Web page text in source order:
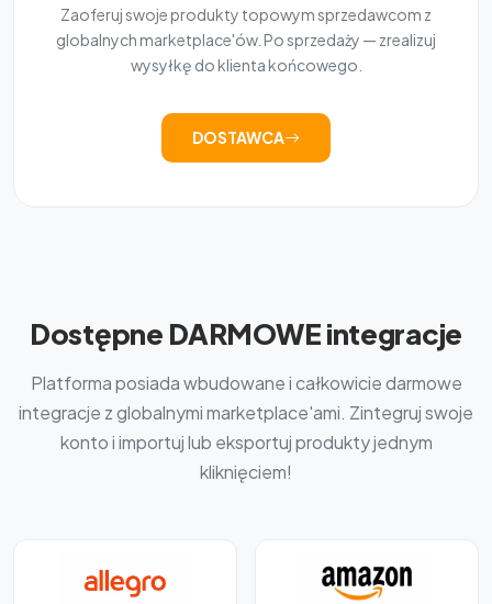
Zaoferuj swoje produkty topowym sprzedawcom z
globalnych marketplace'ów. Po sprzedaży — zrealizuj
wysyłkę do klienta końcowego.
DOSTAWCA
Dostępne DARMOWE integracje
Platforma posiada wbudowane i całkowicie darmowe
integracje z globalnymi marketplace'ami. Zintegruj swoje
konto i importuj lub eksportuj produkty jednym
kliknięciem!